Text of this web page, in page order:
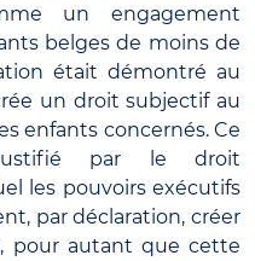
un engagement
belges de moins de
était démontré au
un droit subjectif au
enfants concernés. Ce
justifié par le droit
les pouvoirs exécutifs
par déclaration, créer
pour autant que cette